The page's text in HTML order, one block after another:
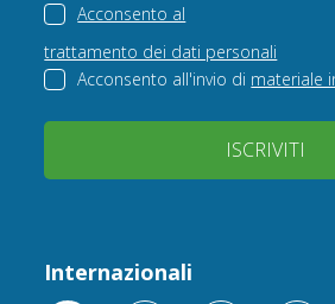
Acconsento al
trattamento dei dati personali
Acconsento all'invio di materiale
ISCRIVITI
Internazionali